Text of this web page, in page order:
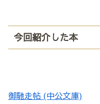
今回紹介した本
御馳走帖 (中公文庫)